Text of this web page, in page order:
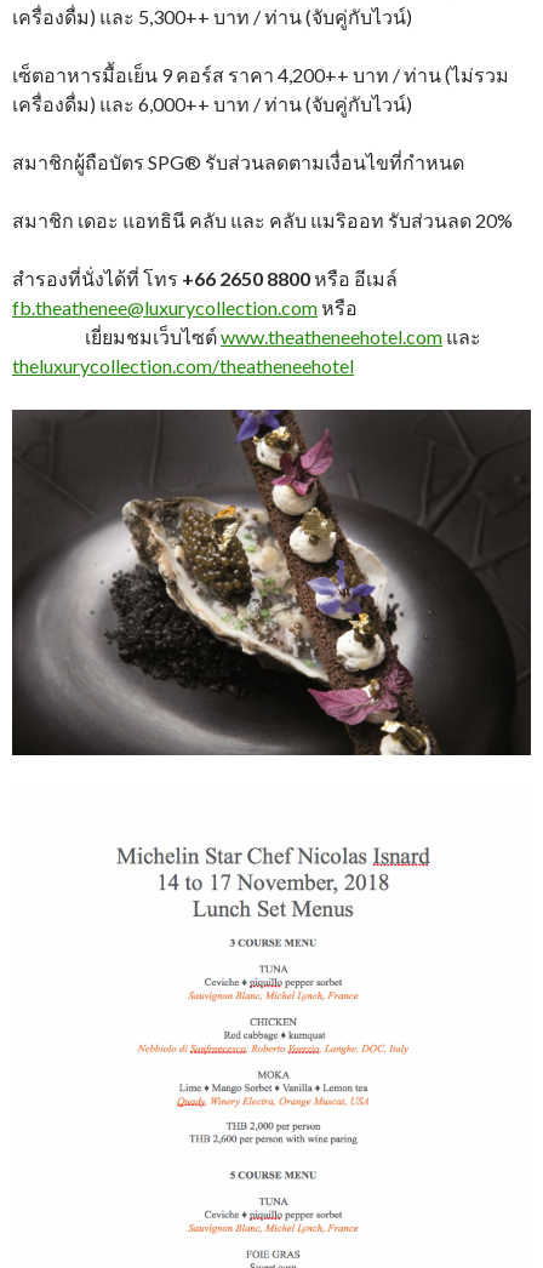
เครื่องดื่ม) และ 5,300++ บาท / ท่าน (จับคู่กับไวน์)
เซ็ตอาหารมื้อเย็น 9 คอร์ส ราคา 4,200++ บาท / ท่าน (ไม่รวม
เครื่องดื่ม) และ 6,000++ บาท / ท่าน (จับคู่กับไวน์)
สมาชิกผู้ถือบัตร SPG® รับส่วนลดตามเงื่อนไขที่กำหนด
สมาชิก เดอะ แอทธินี คลับ และ คลับ แมริออท รับส่วนลด 20%
สำรองที่นั่งได้ที่ โทร +66 2650 8800หรือ อีเมล์
fb.theathenee@luxurycollection.comหรือ
เยี่ยมชมเว็บไซต์www.theatheneehotel.com และ
theluxurycollection.com/theatheneehotel